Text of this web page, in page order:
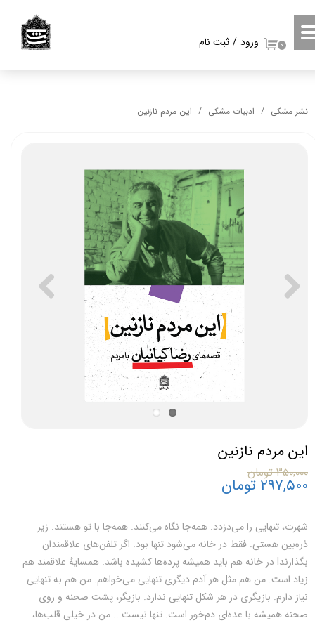
ورود / ثبت نام
حساب کاربری من
۰
نشر مشکی ادبیات مشکی این مردم نازنین
این مردم نازنین
۳۵۰,۰۰۰ تومان
۲۹۷,۵۰۰ تومان
شهرت، تنهایی را می‌دزدد. همه‌جا نگاه‌ می‌کنند. همه‌جا با تو هستند. زیر
ذره‌بین هستی. فقط در خانه می‌شود تنها بود. اگر تلفن‌های علاقمندان
بگذارند! در خانه هم باید همیشه پرده‌ها کشیده باشد. همسایهٔ علاقمند هم
زیاد است. من هم مثل هر آدم دیگری تنهایی می‌خواهم. من هم به تنهایی
نیاز دارم. بازیگری در هر شکل‌ تنهایی ندارد. بازیگر، پشت صحنه و روی
صحنه همیشه با عده‌ای دم‌خور است. تنها نیست... من در خیلی قلب‌ها،